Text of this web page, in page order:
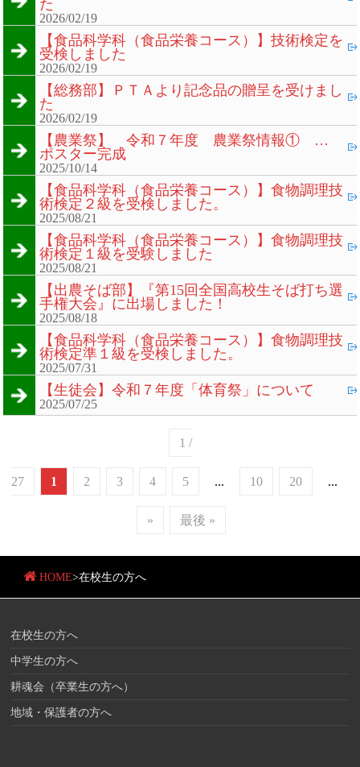
た
2026/02/19
【食品科学科（食品栄養コース）】技術検定を
受検しました
2026/02/19
【総務部】ＰＴＡより記念品の贈呈を受けまし
た
2026/02/19
【農業祭】 令和７年度 農業祭情報① …
ポスター完成
2025/10/14
【食品科学科（食品栄養コース）】食物調理技
術検定２級を受検しました。
2025/08/21
【食品科学科（食品栄養コース）】食物調理技
術検定１級を受験しました
2025/08/21
【出農そば部】『第15回全国高校生そば打ち選
手権大会』に出場しました！
2025/08/18
【食品科学科（食品栄養コース）】食物調理技
術検定準１級を受検しました。
2025/07/31
【生徒会】令和７年度「体育祭」について
2025/07/25
1 /
27 1 2 3 4 5 ... 10 20 ...
» 最後 »
HOME>在校生の方へ
在校生の方へ
中学生の方へ
耕魂会（卒業生の方へ）
地域・保護者の方へ